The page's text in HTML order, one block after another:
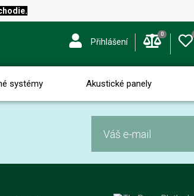
Přihlášení
0
systémy Akustické panely